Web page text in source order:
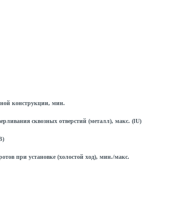
конструкции, мин.
сквозных отверстий (металл), макс. (lU)
при установке (холостой ход), мин./макс.